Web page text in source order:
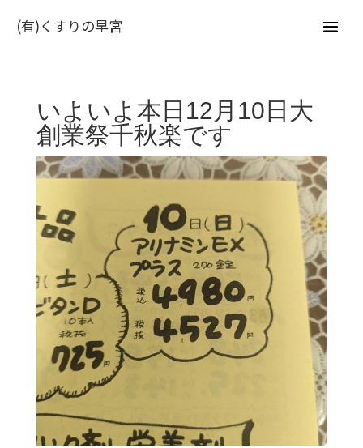
(有)くすりの早宮
いよいよ本日12月10日大
創業祭千秋楽です